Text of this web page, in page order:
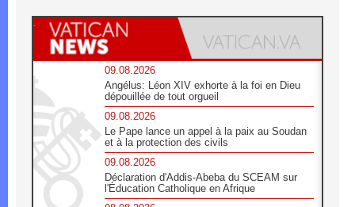
09.08.2026
Angélus: Léon XIV exhorte à la foi en Dieu
dépouillée de tout orgueil
09.08.2026
Le Pape lance un appel à la paix au Soudan
et à la protection des civils
09.08.2026
Déclaration d'Addis-Abeba du SCEAM sur
l'Éducation Catholique en Afrique